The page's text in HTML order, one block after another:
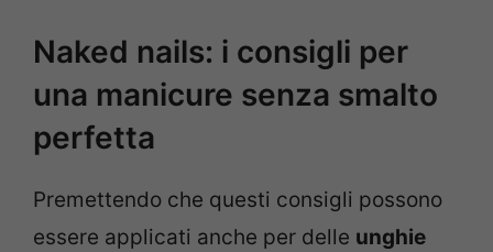
Naked nails: i consigli per
una manicure senza smalto
perfetta
Premettendo che questi consigli possono
essere applicati anche per delle unghie